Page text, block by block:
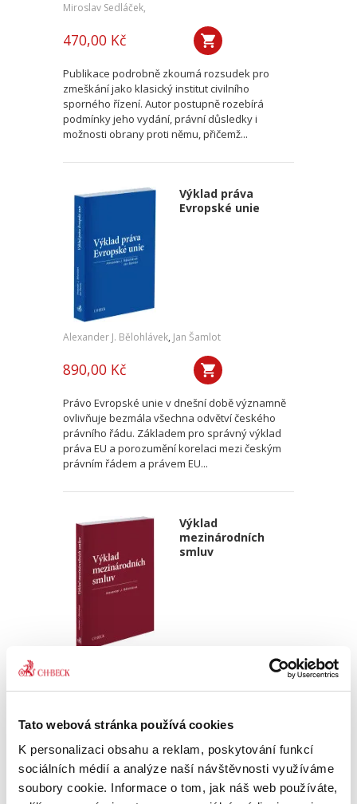
Tato webová stránka používá cookies
K personalizaci obsahu a reklam, poskytování funkcí
sociálních médií a analýze naší návštěvnosti využíváme
soubory cookie. Informace o tom, jak náš web používáte,
Miroslav Sedláček,
470,00 Kč
Publikace podrobně zkoumá rozsudek pro
zmeškání jako klasický institut civilního
sporného řízení. Autor postupně rozebírá
podmínky jeho vydání, právní důsledky i
možnosti obrany proti němu, přičemž...
Výklad práva
Evropské unie
Alexander J. Bělohlávek, Jan Šamlot
890,00 Kč
Právo Evropské unie v dnešní době významně
ovlivňuje bezmála všechna odvětví českého
právního řádu. Základem pro správný výklad
práva EU a porozumění korelaci mezi českým
právním řádem a právem EU...
Výklad
mezinárodních
smluv
Alexander J. Bělohlávek
Nová monografie se věnuje v české literatuře
dosud opomíjenému výkladu mezinárodních
smluv. Kompaktní a přece čtivý výklad zevrubně
rozebírá všechny možné aspekty výkladu
mezinárodních smluv;...